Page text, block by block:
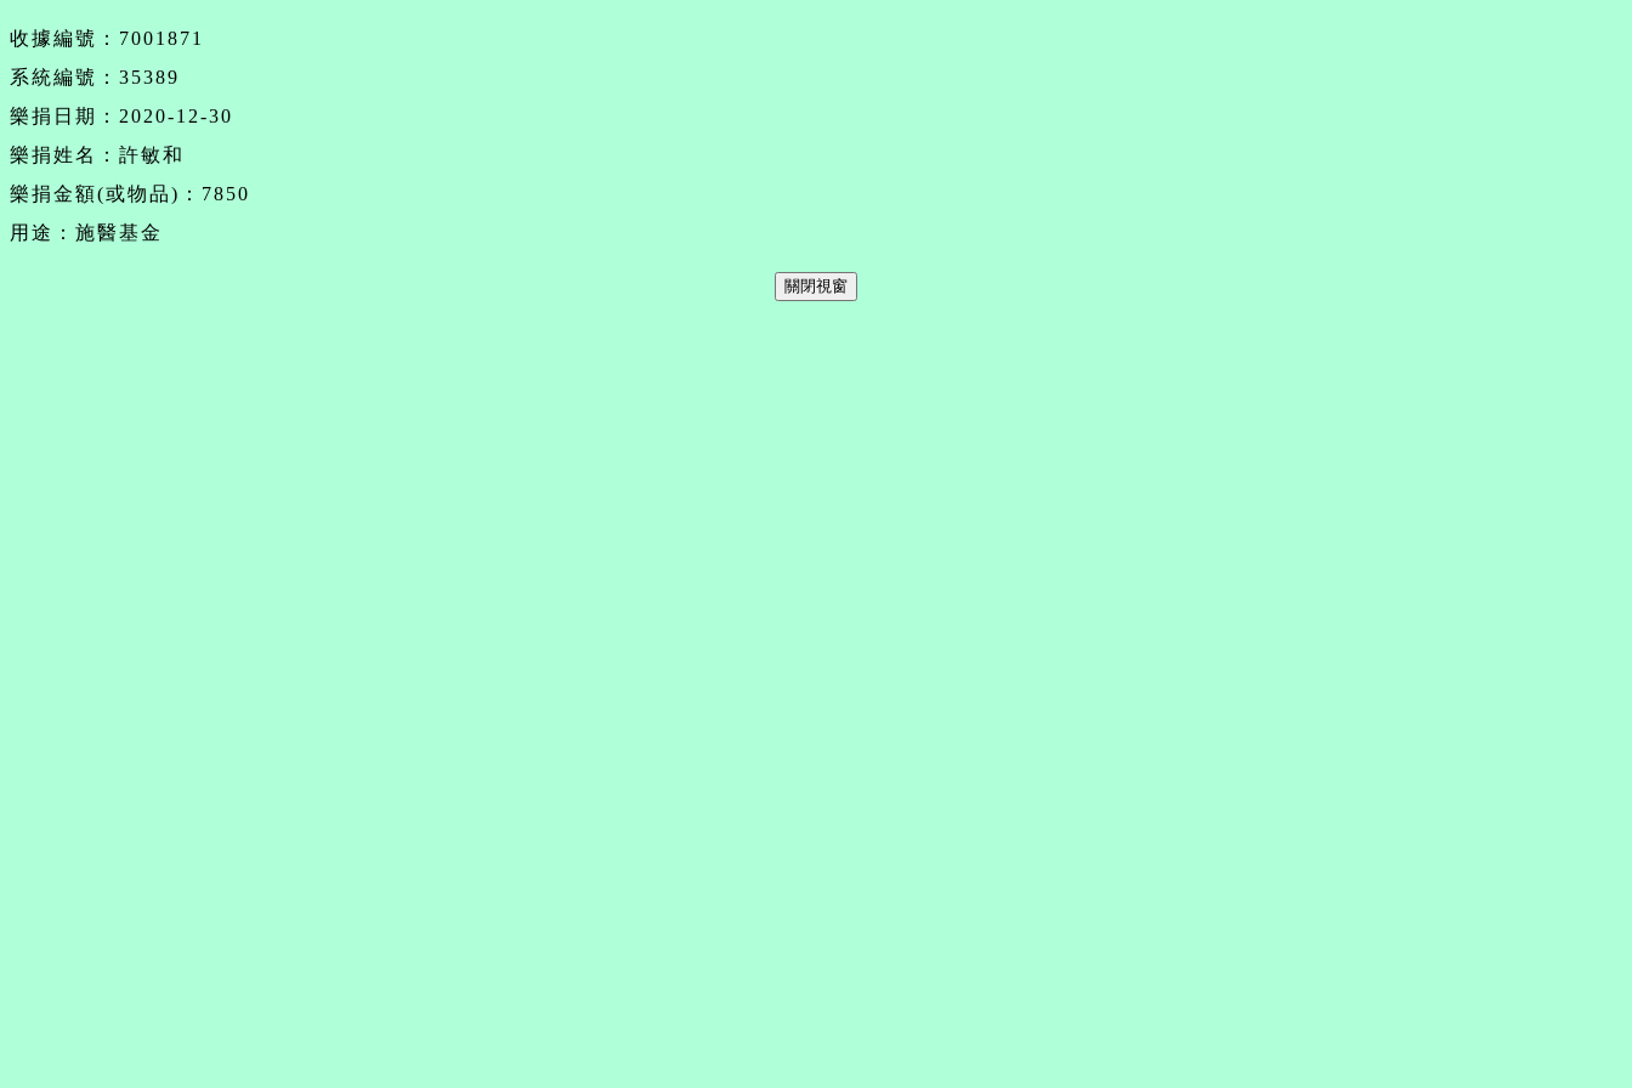
收據編號：7001871
系統編號：35389
樂捐日期：2020-12-30
樂捐姓名：許敏和
樂捐金額(或物品)：7850
用途：施醫基金